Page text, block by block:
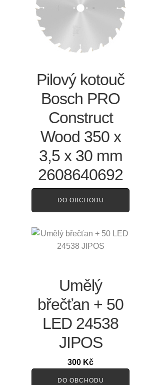
Pilový kotouč
Bosch PRO
Construct
Wood 350 x
3,5 x 30 mm
2608640692
DO OBCHODU
Umělý
břečťan + 50
LED 24538
JIPOS
300 Kč
DO OBCHODU